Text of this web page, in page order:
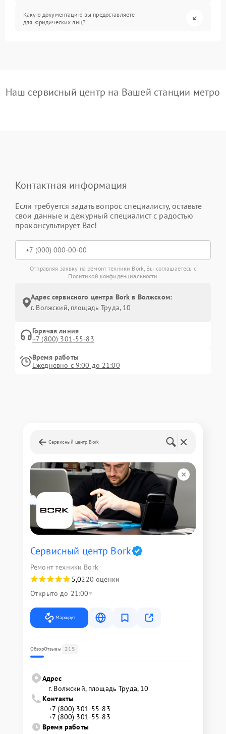
Какую документацию вы предоставляете
для юридических лиц?
Наш сервисный центр на Вашей станции метро
Контактная информация
Если требуется задать вопрос специалисту, оставьте
свои данные и дежурный специалист с радостью
проконсультирует Вас!
Отправляя заявку на ремонт техники Bork, Вы соглашаетесь с
Политикой конфиденциальности
Адрес сервисного центра Bork в Волжском:
г. Волжский, площадь Труда, 10
Горячая линия
+7 (800) 301-55-83
Время работы
Ежедневно с 9:00 до 21:00
Сервисный центр Bork
Сервисный центр Bork
Ремонт техники Bork
5,0220 оценки
Открыто до 21:00
Маршрут
ОбзорОтзывы 215
Адрес
г. Волжский, площадь Труда, 10
Контакты
+7 (800) 301-55-83
+7 (800) 301-55-83
Время работы